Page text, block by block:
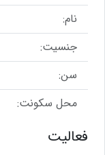
نام:
جنسیت:
سن:
محل سکونت:
فعالیت